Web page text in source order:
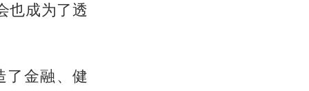
也成为了透
了金融、健